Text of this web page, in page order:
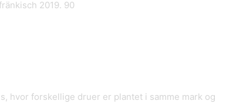
2019. 90
hvor forskellige druer er plantet i samme mark og